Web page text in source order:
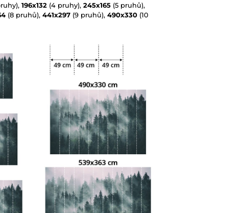
196x132 (4 pruhy), 245x165 (5 pruhů),
(8 pruhů), 441x297 (9 pruhů), 490x330 (10